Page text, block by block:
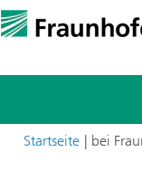
Startseite | bei